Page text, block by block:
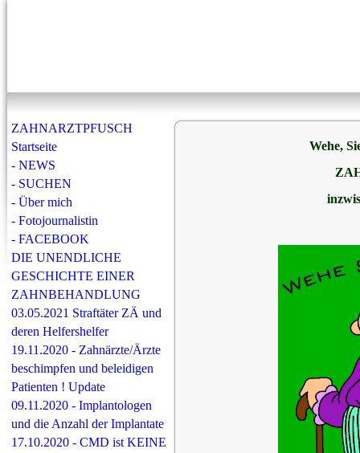
ZAHNARZTPFUSCH
Startseite
- NEWS
- SUCHEN
- Über mich
- Fotojournalistin
- FACEBOOK
DIE UNENDLICHE
GESCHICHTE EINER
ZAHNBEHANDLUNG
03.05.2021 Straftäter ZÄ und
deren Helfershelfer
19.11.2020 - Zahnärzte/Ärzte
beschimpfen und beleidigen
Patienten ! Update
09.11.2020 - Implantologen
und die Anzahl der Implantate
17.10.2020 - CMD ist KEINE
Wehe,